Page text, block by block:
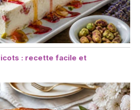
: recette facile et